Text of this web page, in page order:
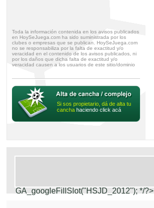
Toda la información contenida en los avisos publicados
en HoySeJuega.com ha sido suministrada por los
clubes o empresas que se publican. HoySeJuega.com
no se responsabiliza por la falta de exactitud y/o
veracidad en el contenido de los avisos publicados, ni
por los daños que dicha falta de exactitud y/o
veracidad causen a los usuarios de este sitio/dominio
Si sos propietario, dá de alta tu
cancha haciendo click acá
GA_googleFillSlot("HSJD_2012"); */?>